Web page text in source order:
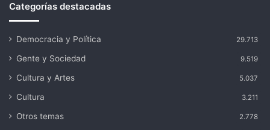
Categorías destacadas
Democracia y Política 29.713
Gente y Sociedad 9.519
Cultura y Artes 5.037
Cultura 3.211
Otros temas 2.778